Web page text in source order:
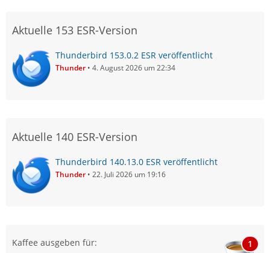
Aktuelle 153 ESR-Version
Thunderbird 153.0.2 ESR veröffentlicht
Thunder 4. August 2026 um 22:34
Aktuelle 140 ESR-Version
Thunderbird 140.13.0 ESR veröffentlicht
Thunder 22. Juli 2026 um 19:16
Kaffee ausgeben für: 1